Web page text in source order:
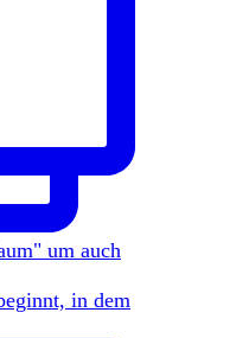
in dem